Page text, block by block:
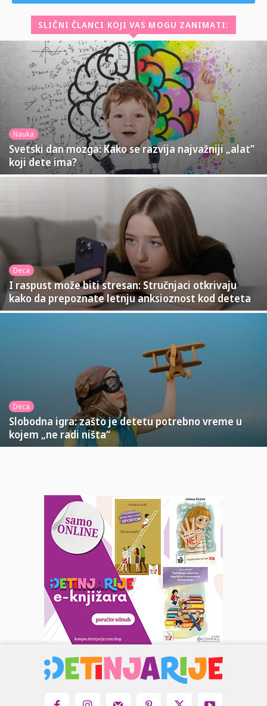
SLIČNI ČLANCI KOJI VAS MOGU ZANIMATI:
Nauka
Svetski dan mozga: Kako se razvija najvažniji „alat”
koji dete ima?
Deca
I raspust može biti stresan: Stručnjaci otkrivaju
kako da prepoznate letnju anksioznost kod deteta
Deca
Slobodna igra: zašto je detetu potrebno vreme u
kojem „ne radi ništa“